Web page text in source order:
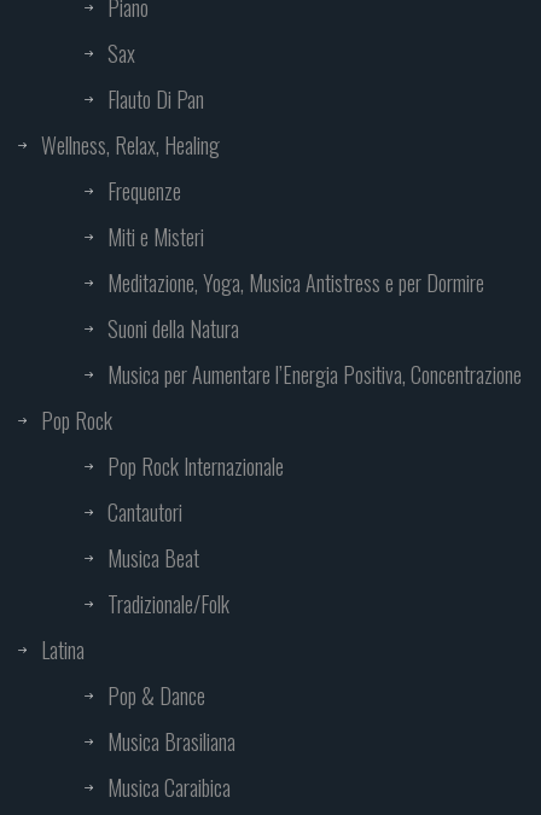
Piano
Sax
Flauto Di Pan
Wellness, Relax, Healing
Frequenze
Miti e Misteri
Meditazione, Yoga, Musica Antistress e per Dormire
Suoni della Natura
Musica per Aumentare l’Energia Positiva, Concentrazione
Pop Rock
Pop Rock Internazionale
Cantautori
Musica Beat
Tradizionale/Folk
Latina
Pop & Dance
Musica Brasiliana
Musica Caraibica